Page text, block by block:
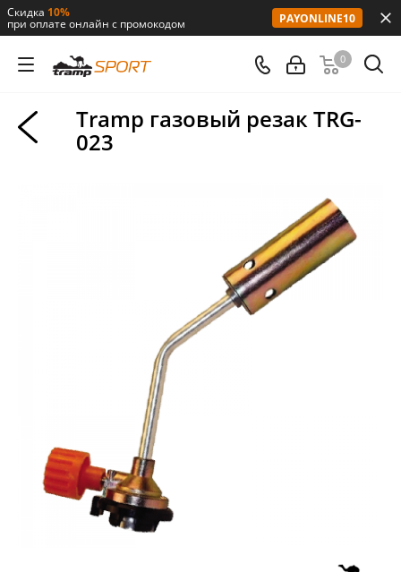
Скидка 10%
при оплате онлайн с промокодом PAYONLINE10
0
Tramp газовый резак TRG-
023